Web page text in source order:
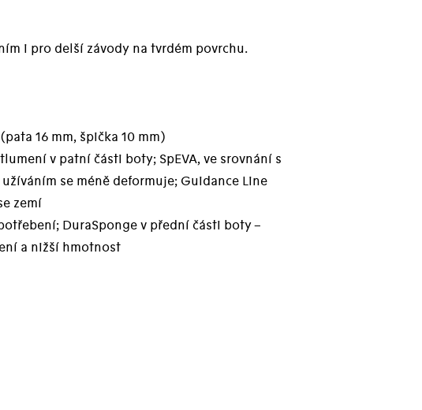
i pro delší závody na tvrdém povrchu.
16 mm, špička 10 mm)
v patní části boty; SpEVA, ve srovnání s
se méně deformuje; Guidance Line
zemí
DuraSponge v přední části boty –
a nižší hmotnost